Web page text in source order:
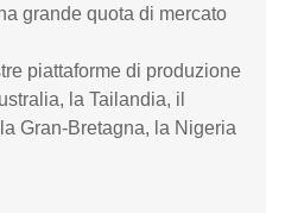
grande quota di mercato
piattaforme di produzione
la Tailandia, il
Gran-Bretagna, la Nigeria